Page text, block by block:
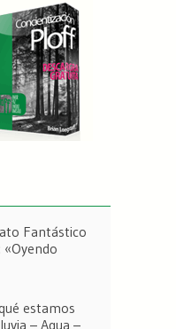
Fantástico
estamos
– Agua –